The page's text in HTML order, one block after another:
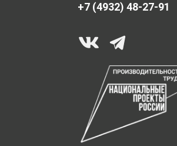
+7 (4932) 48-27-91